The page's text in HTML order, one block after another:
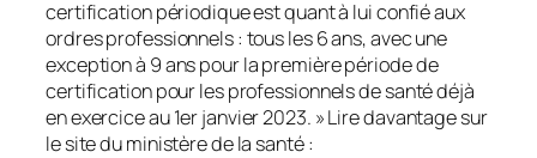
certification périodique est quant à lui confié aux
ordres professionnels : tous les 6 ans, avec une
exception à 9 ans pour la première période de
certification pour les professionnels de santé déjà
en exercice au 1er janvier 2023. » Lire davantage sur
le site du ministère de la santé :